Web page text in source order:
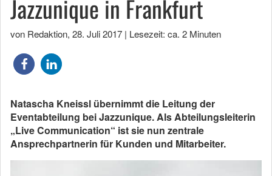
Jazzunique in Frankfurt
von Redaktion, 28. Juli 2017 | Lesezeit: ca. 2 Minuten
Natascha Kneissl übernimmt die Leitung der
Eventabteilung bei Jazzunique. Als Abteilungsleiterin
„Live Communication“ ist sie nun zentrale
Ansprechpartnerin für Kunden und Mitarbeiter.